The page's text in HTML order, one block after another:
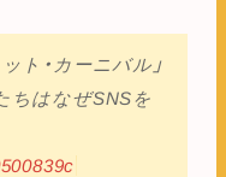
ト・カーニバル」
ちはなぜSNSを